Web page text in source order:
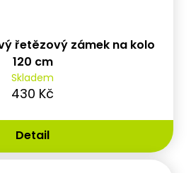
řetězový zámek na kolo
120 cm
Skladem
430 Kč
Detail